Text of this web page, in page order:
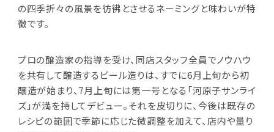
の四季折々の風景を彷彿とさせるネーミングと味わいが特
徴です。
プロの醸造家の指導を受け、同店スタッフ全員でノウハウ
を共有して醸造するビール造りは、すでに6月上旬から初
醸造が始まり、7月上旬には第一号となる「河原子サンライ
ズ」が満を持してデビュー。それを皮切りに、今後は既存の
レシピの範囲で季節に応じた微調整を加えて、店内や量り